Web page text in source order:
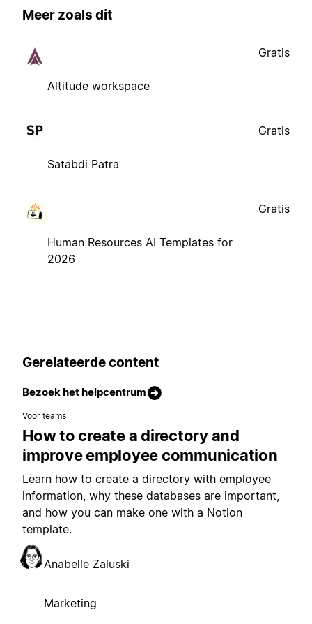
Meer zoals dit
Altitude workspace
Gratis
Satabdi Patra
Gratis
Human Resources AI Templates for
2026
Gratis
Gerelateerde content
Bezoek het helpcentrum
Voor teams
How to create a directory and
improve employee communication
Learn how to create a directory with employee
information, why these databases are important,
and how you can make one with a Notion
template.
Anabelle Zaluski
Marketing